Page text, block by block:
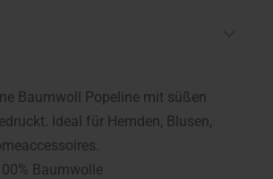
Baumwoll Popeline mit süßen
Ideal für Hemden, Blusen,
Baumwolle